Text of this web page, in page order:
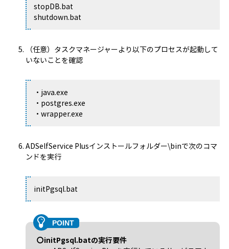
stopDB.bat
shutdown.bat
（任意）タスクマネージャーより以下のプロセスが起動して
いないことを確認
・java.exe
・postgres.exe
・wrapper.exe
ADSelfService Plusインストールフォルダー\binで次のコマ
ンドを実行
initPgsql.bat
〇initPgsql.batの実行要件